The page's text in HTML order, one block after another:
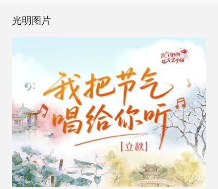
光明图片